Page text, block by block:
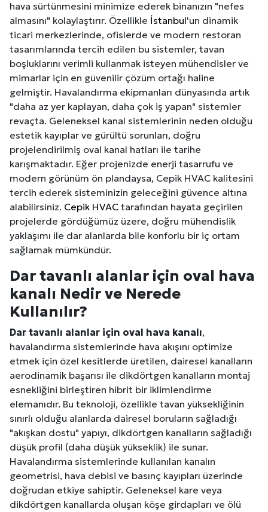
hava sürtünmesini minimize ederek binanızın "nefes
almasını" kolaylaştırır. Özellikle İstanbul'un dinamik
ticari merkezlerinde, ofislerde ve modern restoran
tasarımlarında tercih edilen bu sistemler, tavan
boşluklarını verimli kullanmak isteyen mühendisler ve
mimarlar için en güvenilir çözüm ortağı haline
gelmiştir. Havalandırma ekipmanları dünyasında artık
"daha az yer kaplayan, daha çok iş yapan" sistemler
revaçta. Geleneksel kanal sistemlerinin neden olduğu
estetik kayıplar ve gürültü sorunları, doğru
projelendirilmiş oval kanal hatları ile tarihe
karışmaktadır. Eğer projenizde enerji tasarrufu ve
modern görünüm ön plandaysa, Cepik HVAC kalitesini
tercih ederek sisteminizin geleceğini güvence altına
alabilirsiniz. Cepik HVAC tarafından hayata geçirilen
projelerde gördüğümüz üzere, doğru mühendislik
yaklaşımı ile dar alanlarda bile konforlu bir iç ortam
sağlamak mümkündür.
Dar tavanlı alanlar için oval hava
kanalı Nedir ve Nerede
Kullanılır?
Dar tavanlı alanlar için oval hava kanalı,
havalandırma sistemlerinde hava akışını optimize
etmek için özel kesitlerde üretilen, dairesel kanalların
aerodinamik başarısı ile dikdörtgen kanalların montaj
esnekliğini birleştiren hibrit bir iklimlendirme
elemanıdır. Bu teknoloji, özellikle tavan yüksekliğinin
sınırlı olduğu alanlarda dairesel boruların sağladığı
"akışkan dostu" yapıyı, dikdörtgen kanalların sağladığı
düşük profil (daha düşük yükseklik) ile sunar.
Havalandırma sistemlerinde kullanılan kanalın
geometrisi, hava debisi ve basınç kayıpları üzerinde
doğrudan etkiye sahiptir. Geleneksel kare veya
dikdörtgen kanallarda oluşan köşe girdapları ve ölü